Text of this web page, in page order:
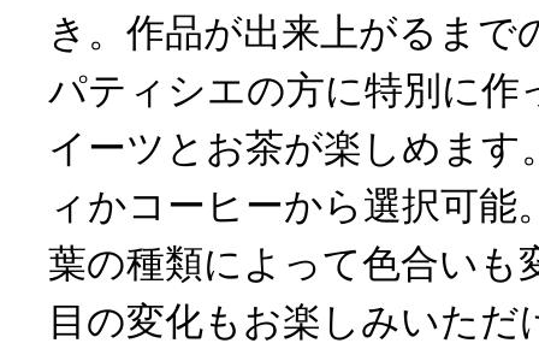
き。作品が出来上がるまで
パティシエの方に特別に作
イーツとお茶が楽しめます
ィかコーヒーから選択可能
葉の種類によって色合いも
目の変化もお楽しみいただ